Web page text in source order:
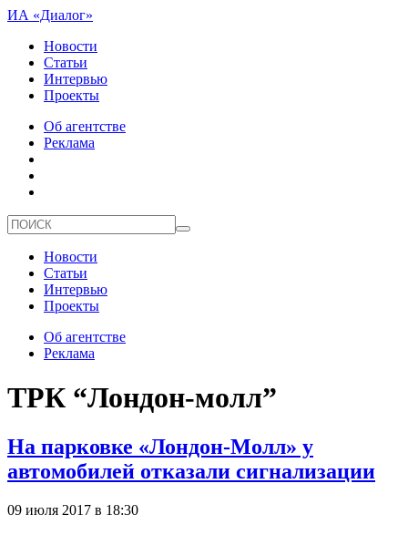
ИА «Диалог»
Новости
Статьи
Интервью
Проекты
Об агентстве
Реклама
Новости
Статьи
Интервью
Проекты
Об агентстве
Реклама
ТРК “Лондон-молл”
На парковке «Лондон-Молл» у
автомобилей отказали сигнализации
09 июля 2017 в 18:30